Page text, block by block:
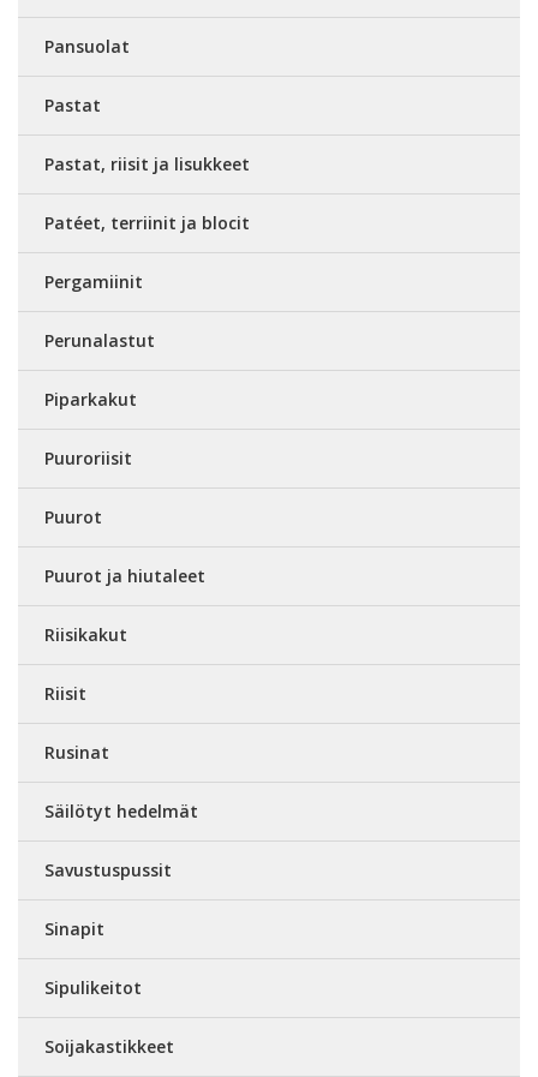
Pansuolat
Pastat
Pastat, riisit ja lisukkeet
Patéet, terriinit ja blocit
Pergamiinit
Perunalastut
Piparkakut
Puuroriisit
Puurot
Puurot ja hiutaleet
Riisikakut
Riisit
Rusinat
Säilötyt hedelmät
Savustuspussit
Sinapit
Sipulikeitot
Soijakastikkeet